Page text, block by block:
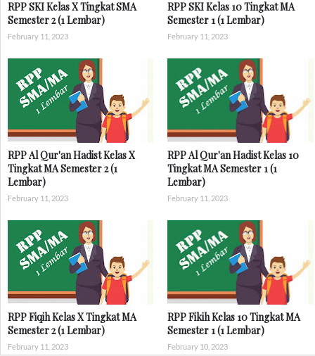
RPP SKI Kelas X Tingkat SMA
Semester 2 (1 Lembar)
February 11, 2023
RPP SKI Kelas 10 Tingkat MA
Semester 1 (1 Lembar)
February 11, 2023
RPP Al Qur'an Hadist Kelas X
Tingkat MA Semester 2 (1
Lembar)
February 11, 2023
RPP Al Qur'an Hadist Kelas 10
Tingkat MA Semester 1 (1
Lembar)
February 11, 2023
RPP Fiqih Kelas X Tingkat MA
Semester 2 (1 Lembar)
February 11, 2023
RPP Fikih Kelas 10 Tingkat MA
Semester 1 (1 Lembar)
February 10, 2023